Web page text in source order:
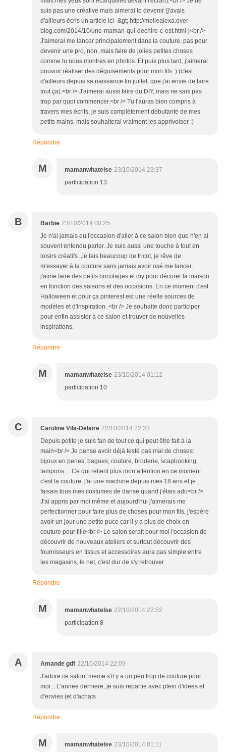
suis pas une créative mais aimerai le devenir (j'avais
d'ailleurs écris un article ici -&gt; http://mellealexa.over-
blog.com/2014/10/une-maman-qui-dechire-c-est.html )<br />
J'aimerai me lancer principalement dans la couture, pas pour
devenir une pro, non, mais faire de jolies petites choses
comme tu nous montres en photos. Et puis plus tard, j'aimerai
pouvoir réaliser des déguisements pour mon fils :) (c'est
d'ailleurs depuis sa naissance fin juillet, que j'ai envie de faire
tout ça).<br /> J'aimerai aussi faire du DIY, mais ne sais pas
trop par quoi commencer.<br /> Tu l'auras bien compris à
travers mes écrits, je suis complètement débutante de mes
petits mains, mais souhaiterai vraiment les apprivoiser :)
Répondre
M mamanwhatelse 23/10/2014 23:37
participation 13
B Barbie 23/10/2014 00:25
Je n'ai jamais eu l'occasion d'aller à ce salon bien que h'en ai
souvent entendu parler. Je suis aussi une touche à tout en
loisirs créatifs. Je fais beaucoup de tricot, je rêve de
m'essayer à la couture sans jamais avoir osé me lancer,
j'aime faire des petits bricolages et diy pour décorer la maison
en fonction des saisons et des occasions. En ce moment c'est
Halloween et pour ça pinterest est une réelle sources de
modèles et d'inspiration. <br /> Je souhaite donc participer
pour enfin assister à ce salon et trouver de nouvelles
inspirations.
Répondre
M mamanwhatelse 23/10/2014 01:12
participation 10
C Caroline Vila-Delaire 22/10/2014 22:23
Depuis petite je suis fan de tout ce qui peut être fait à la
main<br /> Je pense avoir déjà testé pas mal de choses:
bijoux en perles, bagues, couture, broderie, scapbooking,
tampons.... Ce qui retient plus mon attention en ce moment
c'est la couture, j'ai une machine depuis mes 18 ans et je
faisais tous mes costumes de danse quand j'étais ado<br />
J'ai appris par moi même et aujourd'hui j'aimerais me
perfectionner pour faire plus de choses pour mon fils, j'espère
avoir un jour une petite puce car il y a plus de choix en
couture pour fille<br /> Le salon serait pour moi l'occasion de
découvrir de nouveaux ateliers et surtout découvrir des
fournisseurs en tissus et accessoires aura pas simple entre
les magasins, le net, c'est dur de s'y retrouver
Répondre
M mamanwhatelse 22/10/2014 22:52
participation 8
A Amande gdf 22/10/2014 22:09
J'adore ce salon, meme s'il y a un peu trop de couture pour
moi... L'annee derniere, je suis repartie avec plein d'idees et
d'envies (et d'achats
Répondre
M mamanwhatelse 23/10/2014 01:11